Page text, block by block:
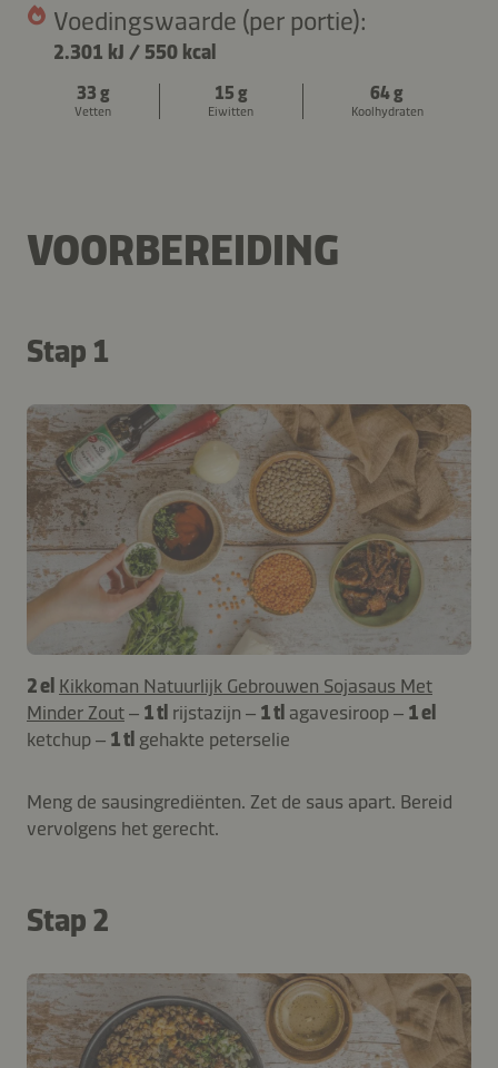
Voedingswaarde (per portie):
2.301 kJ / 550 kcal
33 g
Vetten
15 g
Eiwitten
64 g
Koolhydraten
VOORBEREIDING
Stap 1
2 el Kikkoman Natuurlijk Gebrouwen Sojasaus Met
Minder Zout– 1 tl rijstazijn – 1 tl agavesiroop – 1 el
ketchup – 1 tl gehakte peterselie
Meng de sausingrediënten. Zet de saus apart. Bereid
vervolgens het gerecht.
Stap 2